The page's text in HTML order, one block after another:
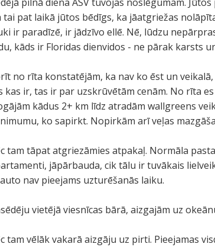
tai pat laikā jūtos bēdīgs, ka jāatgriežas
ir paradīzē, ir jādzīvo ellē. Nē, lūdzu
kāds ir Floridas dienvidos - ne pārak karsts
no rīta konstatējām, ka nav ko ēst un
kas ir, tas ir par uzskrūvētām cenām. No rīta
kādus 2+ km līdz atradām wallgreens
ko sapirkt. Nopirkām arī veļas
tam tāpat atgriezāmies atpakaļ. Normāla
jāpārbauda, cik tālu ir tuvākais
nav pieejams uzturēšanās laiku.
vietējā viesnīcas bārā, aizgajām uz
tam vēlāk vakarā aizgāju uz pirti. Pieejamas